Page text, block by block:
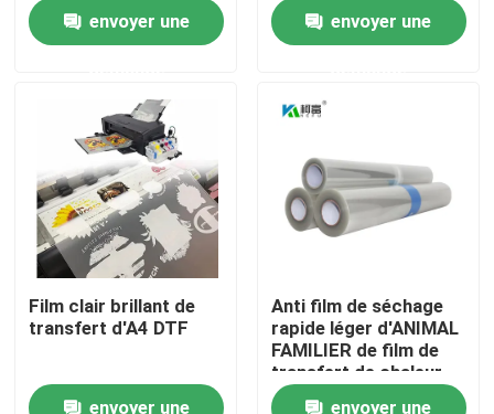
Tous les cas
X médical Ray Film
Jet d'encre X Ray Film
Laser X Ray Film
Film sec médical
Film de rayon de l'ANIMAL FAMILIER X
l'impression en PET
bleu transparent
envoyer une envoyer une
Film clair brillant de
transfert d'A4 DTF
envoyer une
Anti film de séchage
rapide léger d'ANIMAL
FAMILIER de film de
transfert de chaleur
d'OIN pour
envoyer une